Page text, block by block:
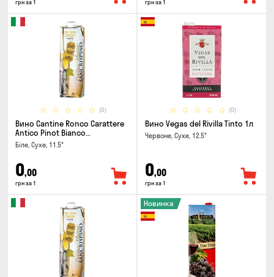
грн за 1 грн за 1
(0)
Вино Cantine Ronco Carattere
Antico Pinot Bianco
Chardonnay Rubicone IGT 1л
Біле, Сухе, 11.5°
0,00
грн за 1
(0)
Вино Vegas del Rivilla Tinto 1л
Червоне, Сухе, 12.5°
0,00
грн за 1
Новинка